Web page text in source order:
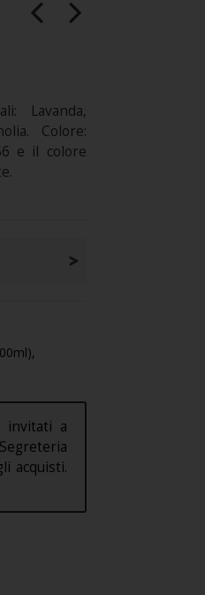
Lavanda,
Colore:
e il colore
invitati a
acquisti.